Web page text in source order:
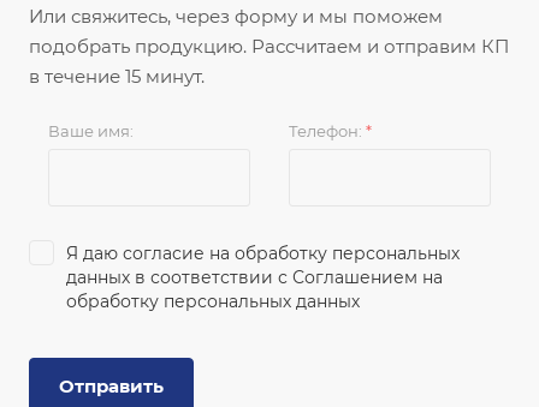
Или свяжитесь, через форму и мы поможем
подобрать продукцию. Рассчитаем и отправим КП
в течение 15 минут.
Ваше имя: Телефон: *
Я даю согласие на обработку персональных
данных в соответствии с Соглашением на
обработку персональных данных
Отправить